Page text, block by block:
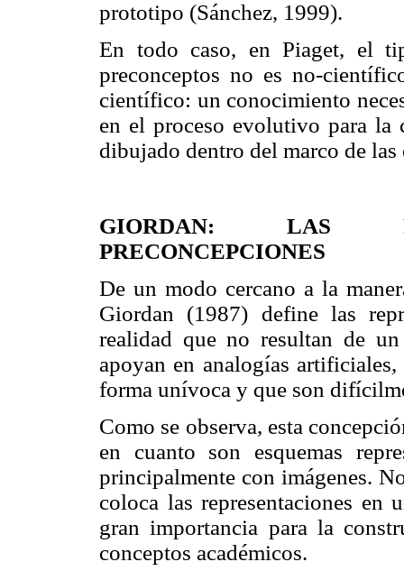
prototipo (Sánchez, 1999).
En todo caso, en Piaget, el
preconceptos no es no-
científico: un conocimiento
en el proceso evolutivo para
dibujado dentro del marco de
GIORDAN: LAS
PRECONCEPCIONES
De un modo cercano a la
Giordan (1987) define las
realidad que no resultan de
apoyan en analogías
forma unívoca y que son
Como se observa, esta
en cuanto son esquemas
principalmente con imágenes.
coloca las representaciones en
gran importancia para la
conceptos académicos.